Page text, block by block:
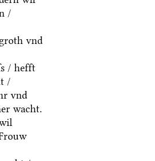
/
vnd
/ hefft
/
vnd
wacht.